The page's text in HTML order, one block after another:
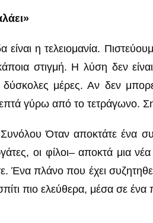
είναι η τελειομανία.
στιγμή. Η λύση δεν
μέρες. Αν δεν
γύρω από το τετράγωνο.
Όταν αποκτάτε ένα
οι φίλοι– αποκτά μια
Ένα πλάνο που έχει
πιο ελεύθερα, μέσα σε